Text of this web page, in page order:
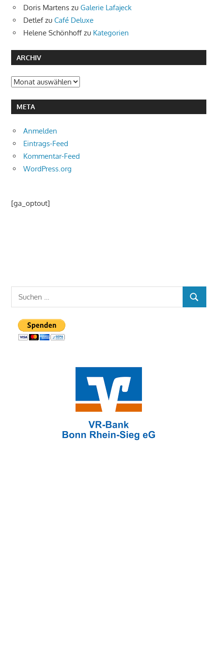
Doris Martens zu Galerie Lafajeck
Detlefzu Café Deluxe
Helene Schönhoff zu Kategorien
ARCHIV
Archiv
META
Anmelden
Eintrags-Feed
Kommentar-Feed
WordPress.org
[ga_optout]
Suchen
nach:
SUCHEN